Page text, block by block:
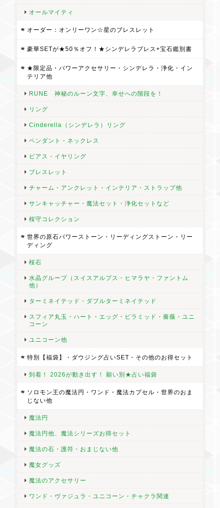
普段使いに出来るネックレスが欲しかったタイミングで、こちら
来て、すぐに決まるなんて優柔不断な私にとっては珍しい事でし
た。 大きさもデザインもすごく好みで、とても気に入っていま
2026/07/23
とてもキレイだなと思い購入したのですが、お写真以上にキレイ
ります。
2026/07/19
2026/07/14
とてもキラキラ可愛いたまごが届きました。 手にした瞬間に動い
てびっくりしました。クラックが入ったのかな？それも嬉しかっ
たです。 大切にしていきます。ありがとうございました。
2026/07/12
オールマイティ
オーダー：オンリーワン☆星のブレスレット
豪華SETが★50％オフ！★シンデレラブレス+宝石鑑別書
★限定品・パワーアクセサリー・シンデレラ・浄化・イン
テリア他
RUNE 神秘のルーン文字、幸せへの階段を！
リング
Cinderella（シンデレラ）リング
ペンダント・ネックレス
ピアス・イヤリング
ブレスレット
チャーム・アンクレット・インテリア・ストラップ他
サンキャッチャー・魔法セット・浄化セットなど
桜守コレクション
世界の原石パワーストーン・リーディングストーン・リー
ディング
桜石
水晶グループ（スイスアルプス・ヒマラヤ・ファントム
他）
ターミネイテッド・ダブルターミネイテッド
スフィア丸玉・ハート・エッグ・ピラミッド・薔薇・ユニ
コーン
ユニコーン他
特別【福袋】・ダウジング占いSET・その他のお得セット
到着！ 2026が動き出す！ 願い別★占い福袋
ソロモン王の魔法円・ワンド・魔法カプセル・世界のおま
じない他
魔法円
魔法円他、魔法シリーズお得セット
魔法の石・護符・おまじない他
魔女グッズ
魔法のアクセサリー
ワンド・ヴァジュラ・ユニコーン・チャクラ関連